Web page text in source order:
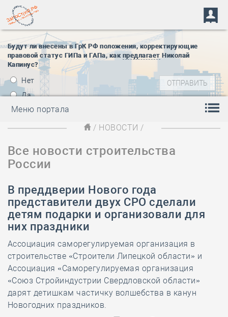
Будут ли внесены в ГрК РФ положения, корректирующие
правовой статус ГИПа и ГАПа, как предлагает Николай
Капинус?
Нет
Да
Меню портала
/ НОВОСТИ /
Все новости строительства
России
В преддверии Нового года
представители двух СРО сделали
детям подарки и организовали для
них праздники
Ассоциация саморегулируемая организация в
строительстве «Строители Липецкой области» и
Ассоциация «Саморегулируемая организация
«Союз Стройиндустрии Свердловской области»
дарят детишкам частичку волшебства в канун
Новогодних праздников.